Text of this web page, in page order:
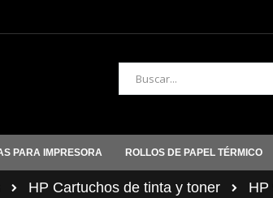
Buscar
PARA IMPRESORA ROLLOS DE PAPEL TÉRMICO
HP Cartuchos de tinta y toner HP